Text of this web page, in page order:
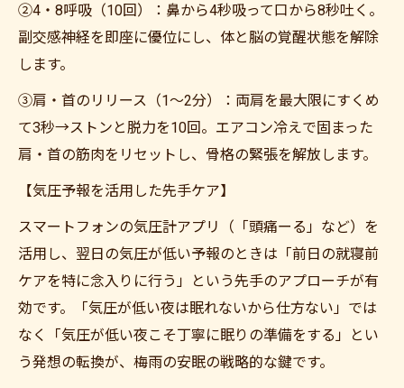
②4・8呼吸（10回）：鼻から4秒吸って口から8秒吐く。
副交感神経を即座に優位にし、体と脳の覚醒状態を解除
します。
③肩・首のリリース（1〜2分）：両肩を最大限にすくめ
て3秒→ストンと脱力を10回。エアコン冷えで固まった
肩・首の筋肉をリセットし、骨格の緊張を解放します。
【気圧予報を活用した先手ケア】
スマートフォンの気圧計アプリ（「頭痛ーる」など）を
活用し、翌日の気圧が低い予報のときは「前日の就寝前
ケアを特に念入りに行う」という先手のアプローチが有
効です。「気圧が低い夜は眠れないから仕方ない」では
なく「気圧が低い夜こそ丁寧に眠りの準備をする」とい
う発想の転換が、梅雨の安眠の戦略的な鍵です。